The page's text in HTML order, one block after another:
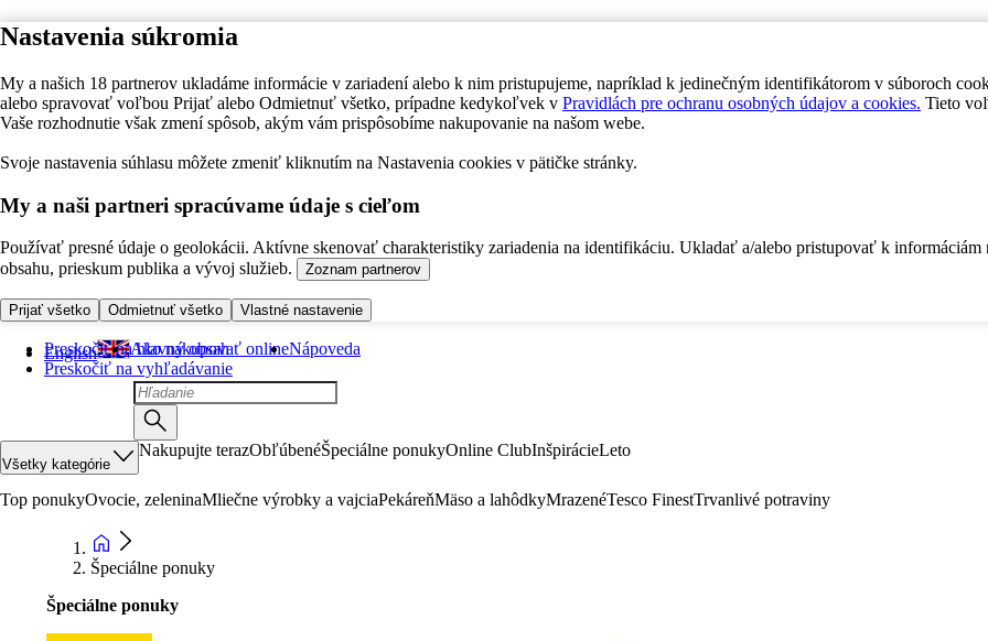
Nastavenia súkromia
My a našich 18 partnerov ukladáme informácie v zariadení alebo k nim pristupujeme, napríklad k jedinečným identifikátorom v súboroch
alebo spravovať voľbou Prijať alebo Odmietnuť všetko, prípadne kedykoľvek v Pravidlách pre ochranu osobných údajov a cookies. Tieto
Vaše rozhodnutie však zmení spôsob, akým vám prispôsobíme nakupovanie na našom webe.
Svoje nastavenia súhlasu môžete zmeniť kliknutím na Nastavenia cookies v pätičke stránky.
My a naši partneri spracúvame údaje s cieľom
Používať presné údaje o geolokácii. Aktívne skenovať charakteristiky zariadenia na identifikáciu. Ukladať a/alebo pristupovať k informáciám
obsahu, prieskum publika a vývoj služieb.
Zoznam partnerov
Prijať všetko Odmietnuť všetko Vlastné nastavenie
Preskočiť na hlavný obsah
Preskočiť na vyhľadávanie
English Ako nakupovať onlineNápoveda
Všetky kategórie
Nakupujte terazObľúbenéŠpeciálne ponukyOnline ClubInšpirácieLeto
Top ponukyOvocie, zeleninaMliečne výrobky a vajciaPekáreňMäso a lahôdkyMrazenéTesco FinestTrvanlivé potraviny
Špeciálne ponuky
Špeciálne ponuky